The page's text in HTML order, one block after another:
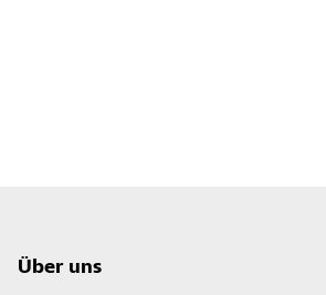
Über uns